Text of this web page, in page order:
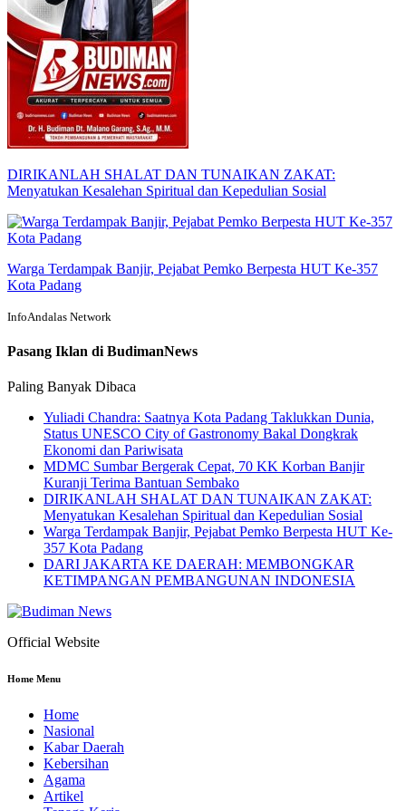
DIRIKANLAH SHALAT DAN TUNAIKAN ZAKAT:
Menyatukan Kesalehan Spiritual dan Kepedulian Sosial
Warga Terdampak Banjir, Pejabat Pemko Berpesta HUT Ke-357
Kota Padang
InfoAndalas Network
Pasang Iklan di BudimanNews
Paling Banyak Dibaca
Yuliadi Chandra: Saatnya Kota Padang Taklukkan Dunia,
Status UNESCO City of Gastronomy Bakal Dongkrak
Ekonomi dan Pariwisata
MDMC Sumbar Bergerak Cepat, 70 KK Korban Banjir
Kuranji Terima Bantuan Sembako
DIRIKANLAH SHALAT DAN TUNAIKAN ZAKAT:
Menyatukan Kesalehan Spiritual dan Kepedulian Sosial
Warga Terdampak Banjir, Pejabat Pemko Berpesta HUT Ke-
357 Kota Padang
DARI JAKARTA KE DAERAH: MEMBONGKAR
KETIMPANGAN PEMBANGUNAN INDONESIA
Official Website
Home Menu
Home
Nasional
Kabar Daerah
Kebersihan
Agama
Artikel